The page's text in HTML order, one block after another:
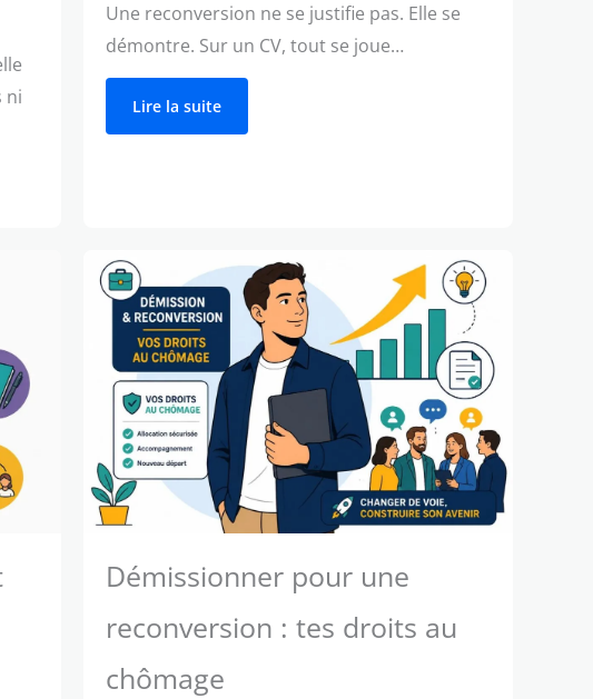
ni
Une reconversion ne se justifie pas. Elle se
démontre. Sur un CV, tout se joue…
Lire la suite
Démissionner pour une
reconversion : tes droits au
chômage